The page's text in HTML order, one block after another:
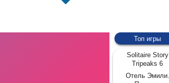
Топ игры
Solitaire Story
Tripeaks 6
Отель Эмили.